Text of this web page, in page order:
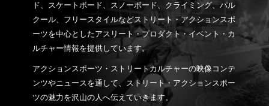
ド、スケートボード、スノーボード、クライミング、パル
クール、フリースタイルなどストリート・アクションスポ
ーツを中心としたアスリート・プロダクト・イベント・カ
ルチャー情報を提供しています。
アクションスポーツ・ストリートカルチャーの映像コンテ
ンツやニュースを通して、ストリート・アクションスポー
ツの魅力を沢山の人へ伝えていきます。